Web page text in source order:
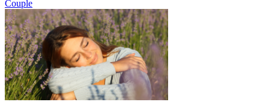
Couple